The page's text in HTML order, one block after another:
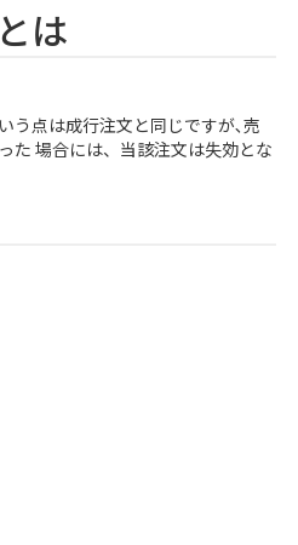
は
う点は成行注文と同じですが､売
た 場合には、当該注文は失効とな